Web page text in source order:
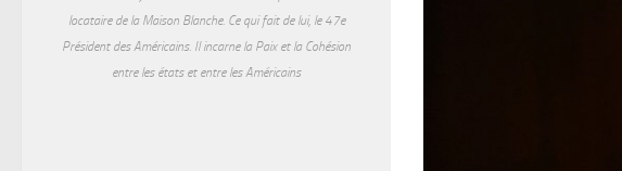
locataire de la Maison Blanche. Ce qui fait de lui, le 47e
Président des Américains. Il incarne la Paix et la Cohésion
entre les états et entre les Américains